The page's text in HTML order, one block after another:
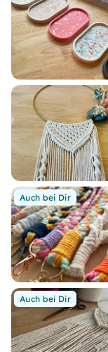
Auch bei Dir
Auch bei Dir